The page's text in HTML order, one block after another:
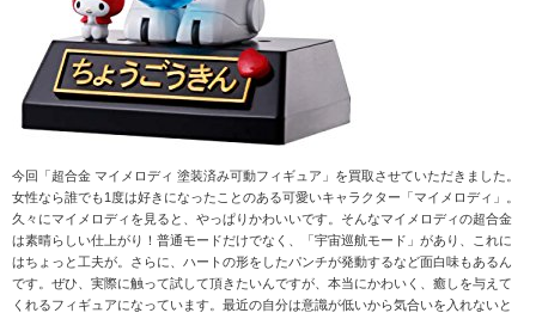
今回「超合金 マイメロディ 塗装済み可動フィギュア」を買取させていただきました。
女性なら誰でも1度は好きになったことのある可愛いキャラクター「マイメロディ」。
久々にマイメロディを見ると、やっぱりかわいいです。そんなマイメロディの超合金
は素晴らしい仕上がり！普通モードだけでなく、「宇宙巡航モード」があり、これに
はちょっと工夫が。さらに、ハートの形をしたパンチが発動するなど面白味もあるん
です。ぜひ、実際に触って試して頂きたいんですが、本当にかわいく、癒しを与えて
くれるフィギュアになっています。最近の自分は意識が低いから気合いを入れないと